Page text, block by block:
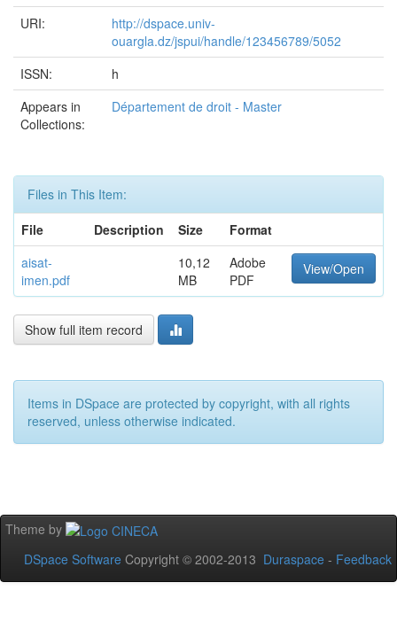
URI:
http://dspace.univ-
ouargla.dz/jspui/handle/123456789/5052
ISSN:
h
Appears in
Collections:
Département de droit - Master
Files in This Item:
File
Description Size
Format
aisat-
imen.pdf
10,12
MB
Adobe
PDF
View/Open
Show full item record
Items in DSpace are protected by copyright, with all rights
reserved, unless otherwise indicated.
Theme by
DSpace Software Copyright © 2002-2013 Duraspace - Feedback